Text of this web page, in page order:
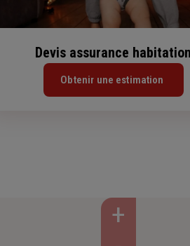
Devis assurance habitation
Obtenir une estimation